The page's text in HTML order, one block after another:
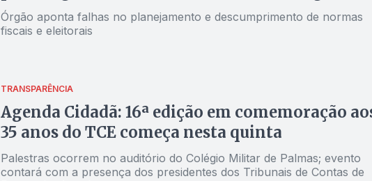
Órgão aponta falhas no planejamento e descumprimento de normas
fiscais e eleitorais
TRANSPARÊNCIA
Agenda Cidadã: 16ª edição em comemoração
35 anos do TCE começa nesta quinta
Palestras ocorrem no auditório do Colégio Militar de Palmas; evento
contará com a presença dos presidentes dos Tribunais de Contas de